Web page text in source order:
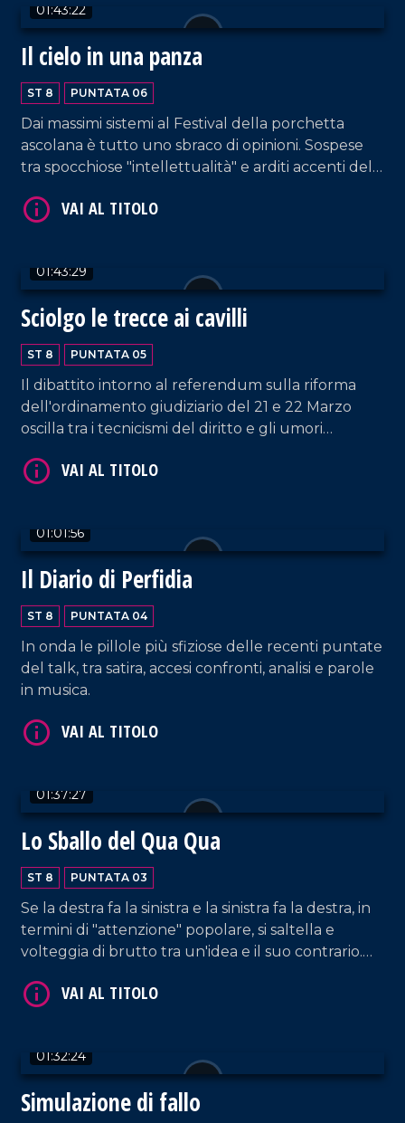
Baglioni, padre costituente degli amori finiti, lo
aveva detto, anni orsono, cantando l'eventualità di
dover mollare. "Lo faccio, sai. Lo faccio, sai, ma tu
che vuoi?"
01:43:22
Il cielo in una panza
ST 8 PUNTATA 06
Dai massimi sistemi al Festival della porchetta
ascolana è tutto uno sbraco di opinioni. Sospese
tra spocchiose "intellettualità" e arditi accenti del
democrazia. Dalla riforma Nordio alla ennesima
sa.01:43:29
Sciolgo le trecce ai cavilli
ST 8 PUNTATA 05
Il dibattito intorno al referendum sulla riforma
dell'ordinamento giudiziario del 21 e 22 Marzo
oscilla tra i tecnicismi del diritto e gli umori
della scienza giuridica finiscono con lo schiantarsi
tocca più che mai nervi scoperti e scatena le
estreme partigianerie. Mentre nel mondo ardono
fuochi ben più possenti.
01:01:56
Il Diario di Perfidia
ST 8 PUNTATA 04
In onda le pillole più sfiziose delle recenti puntate
del talk, tra satira, accesi confronti, analisi e parole
in musica.
01:37:27
Lo Sballo del Qua Qua
ST 8 PUNTATA 03
Se la destra fa la sinistra e la sinistra fa la destra, in
termini di "attenzione" popolare, si saltella e
volteggia di brutto tra un'idea e il suo contrario.
welfare a quelle del mercato, passando per il
Intanto, a Reggio Calabria si aprono le danze vere
e proprie.
01:32:24
Simulazione di fallo
VAI AL TITOLO
VAI AL TITOLO